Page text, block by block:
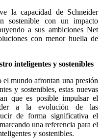
la capacidad de Schneider
sostenible con un impacto
a sus ambiciones Net
con menor huella de
inteligentes y sostenibles
mundo afrontan una presión
y sostenibles, estas nuevas
que es posible impulsar el
a la evolución de las
de forma significativa el
una referencia para el
y sostenibles.